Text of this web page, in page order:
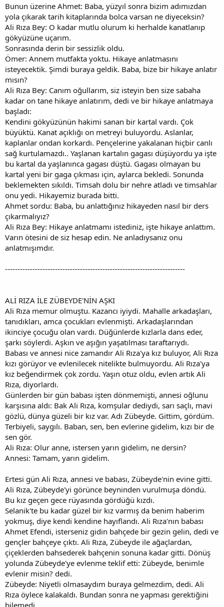
Bunun üzerine Ahmet: Baba, yüzyıl sonra bizim adımızdan
yola çıkarak tarih kitaplarında bolca varsan ne diyeceksin?
Ali Rıza Bey: O kadar mutlu olurum ki herhalde kanatlanıp
gökyüzüne uçarım.
Sonrasında derin bir sessizlik oldu.
Ömer: Annem mutfakta yoktu. Hikaye anlatmasını
isteyecektik. Şimdi buraya geldik. Baba, bize bir hikaye anlatır
mısın?
Ali Rıza Bey: Canım oğullarım, siz isteyin ben size sabaha
kadar on tane hikaye anlatırım, dedi ve bir hikaye anlatmaya
başladı:
Kendini gökyüzünün hakimi sanan bir kartal vardı. Çok
büyüktü. Kanat açıklığı on metreyi buluyordu. Aslanlar,
kaplanlar ondan korkardı. Pençelerine yakalanan hiçbir canlı
sağ kurtulamazdı.. Yaşlanan kartalın gagası düşüyordu ya işte
bu kartal da yaşlanınca gagası düştü. Gagası olmayan bu
kartal yeni bir gaga çıkması için, aylarca bekledi. Sonunda
beklemekten sıkıldı. Timsah dolu bir nehre atladı ve timsahlar
onu yedi. Hikayemiz burada bitti.
Ahmet sordu: Baba, bu anlattığınız hikayeden nasıl bir ders
çıkarmalıyız?
Ali Rıza Bey: Hikaye anlatmamı istediniz, işte hikaye anlattım.
Varın ötesini de siz hesap edin. Ne anladıysanız onu
anlatmışımdır.
------------------------------------------------------------------------
ALİ RIZA İLE ZÜBEYDE'NİN AŞKI
Ali Rıza memur olmuştu. Kazancı iyiydi. Mahalle arkadaşları,
tanıdıkları, amca çocukları evlenmişti. Arkadaşlarından
ikinciye çocuğu olan vardı. Düğünlerde kızlarla dans eder,
şarkı söylerdi. Aşkın ve aşığın yaşatılması taraftarıydı.
Babası ve annesi nice zamandır Ali Rıza'ya kız buluyor, Ali Rıza
kızı görüyor ve evlenilecek nitelikte bulmuyordu. Ali Rıza'ya
kız beğendirmek çok zordu. Yaşın otuz oldu, evlen artık Ali
Rıza, diyorlardı.
Günlerden bir gün babası işten dönmemişti, annesi oğlunu
karşısına aldı: Bak Ali Rıza, komşular dediydi, sarı saçlı, mavi
gözlü, dünya güzeli bir kız var. Adı Zübeyde. Gittim, gördüm.
Terbiyeli, saygılı. Baban, sen, ben evlerine gidelim, kızı bir de
sen gör.
Ali Rıza: Olur anne, istersen yarın gidelim, ne dersin?
Annesi: Tamam, yarın gidelim.
Ertesi gün Ali Rıza, annesi ve babası, Zübeyde'nin evine gitti.
Ali Rıza, Zübeyde'yi görünce beyninden vurulmuşa döndü.
Bu kız geçen gece rüyasında gördüğü kızdı.
Selanik'te bu kadar güzel bir kız varmış da benim haberim
yokmuş, diye kendi kendine hayıflandı. Ali Rıza'nın babası
Ahmet Efendi, isterseniz gidin bahçede bir gezin gelin, dedi ve
gençler bahçeye çıktı. Ali Rıza, Zübeyde ile ağaçlardan,
çiçeklerden bahsederek bahçenin sonuna kadar gitti. Dönüş
yolunda Zübeyde'ye evlenme teklif etti: Zübeyde, benimle
evlenir misin? dedi.
Zübeyde: Niyetli olmasaydım buraya gelmezdim, dedi. Ali
Rıza öylece kalakaldı. Bundan sonra ne yapması gerektiğini
bilemedi.